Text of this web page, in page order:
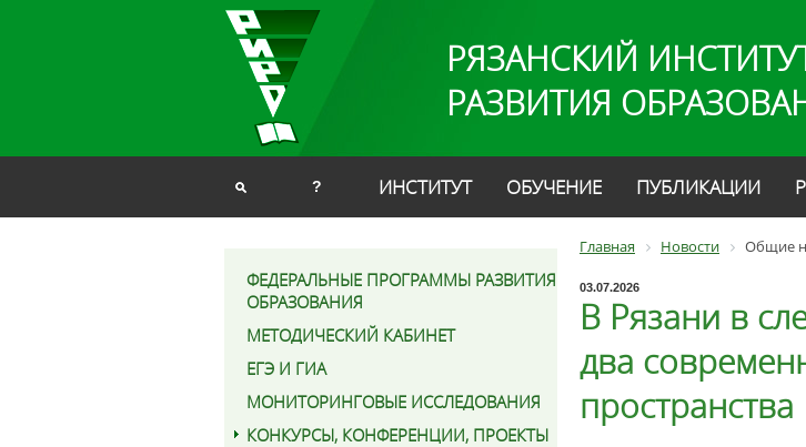
РЯЗАНСКИЙ
РАЗВИТИЯ
? ИНСТИТУТ ОБУЧЕНИЕ ПУБЛИКАЦИИ
ФЕДЕРАЛЬНЫЕ ПРОГРАММЫ РАЗВИТИЯ
ОБРАЗОВАНИЯ
МЕТОДИЧЕСКИЙ КАБИНЕТ
ЕГЭ И ГИА
МОНИТОРИНГОВЫЕ ИССЛЕДОВАНИЯ
КОНКУРСЫ, КОНФЕРЕНЦИИ, ПРОЕКТЫ
Главная Новости Общие
03.07.2026
В Рязани в
два
пространства